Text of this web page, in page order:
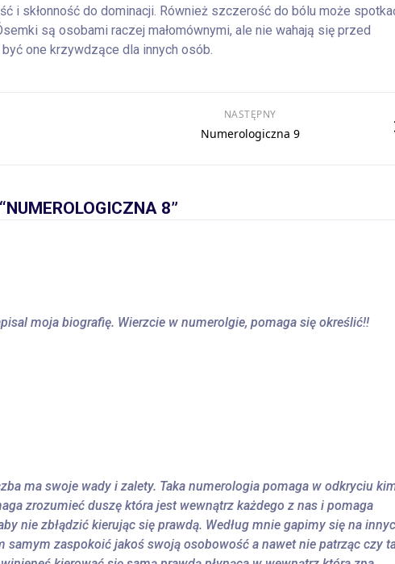
i skłonność do dominacji. Również szczerość do bólu może
są osobami raczej małomównymi, ale nie wahają się przed
one krzywdzące dla innych osób.
NASTĘPNY
Numerologiczna 9
8”
moja biografię. Wierzcie w numerolgie, pomaga się określić!!
ma swoje wady i zalety. Taka numerologia pomaga w odkryciu
zrozumieć duszę która jest wewnątrz każdego z nas i pomaga
nie zbłądzić kierując się prawdą. Według mnie gapimy się na
samym zaspokoić jakoś swoją osobowość a nawet nie patrząc czy